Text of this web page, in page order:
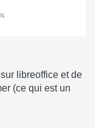
sur libreoffice et de
(ce qui est un